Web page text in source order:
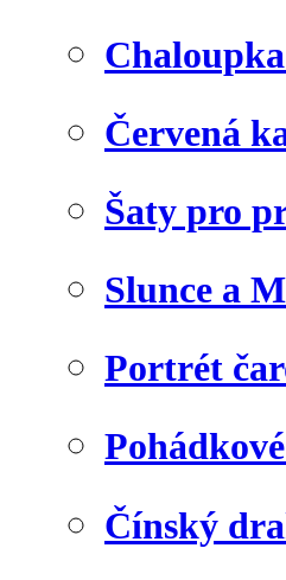
Červená
Šaty pro
Slunce a
Portrét
Čínský